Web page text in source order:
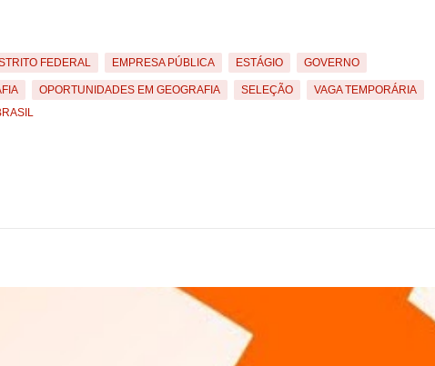
FEDERAL EMPRESA PÚBLICA ESTÁGIO GOVERNO
OPORTUNIDADES EM GEOGRAFIA SELEÇÃO
VAGA TEMPORÁRIA